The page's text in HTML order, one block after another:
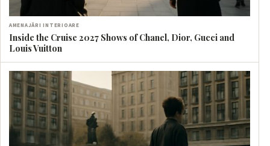
AMENAJĂRI INTERIOARE
Inside the Cruise 2027 Shows of Chanel, Dior, Gucci and
Louis Vuitton